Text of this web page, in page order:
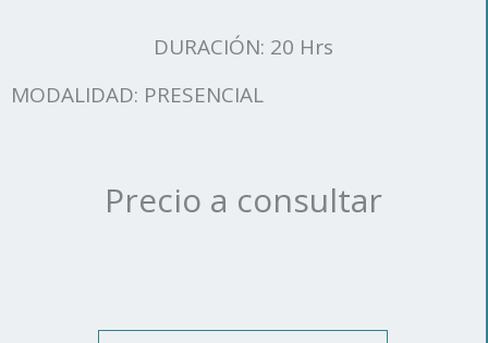
DURACIÓN: 20 Hrs
MODALIDAD: PRESENCIAL
Precio a consultar